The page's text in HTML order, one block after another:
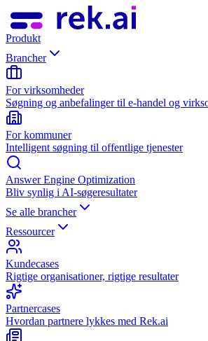
Produkt
Brancher
For virksomheder
Søgning og anbefalinger til e-handel og
For kommuner
Intelligent søgning til offentlige tjenester
Answer Engine Optimization
Bliv synlig i AI-søgeresultater
Se alle brancher
Ressourcer
Kundecases
Rigtige organisationer, rigtige resultater
Partnercases
Hvordan partnere lykkes med Rek.ai